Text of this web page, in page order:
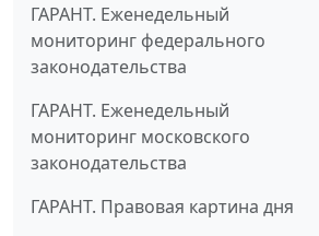
ГАРАНТ. Еженедельный
мониторинг федерального
законодательства
ГАРАНТ. Еженедельный
мониторинг московского
законодательства
ГАРАНТ. Правовая картина дня